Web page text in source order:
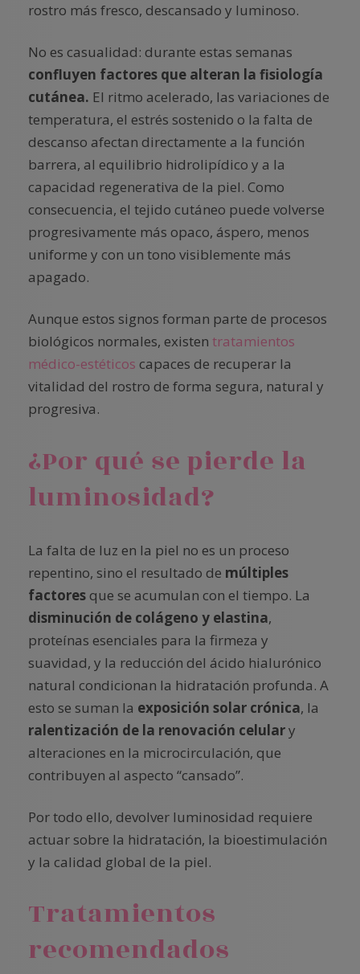
rostro más fresco, descansado y luminoso.
No es casualidad: durante estas semanas
confluyen factores que alteran la fisiología
cutánea. El ritmo acelerado, las variaciones de
temperatura, el estrés sostenido o la falta de
descanso afectan directamente a la función
barrera, al equilibrio hidrolipídico y a la
capacidad regenerativa de la piel. Como
consecuencia, el tejido cutáneo puede volverse
progresivamente más opaco, áspero, menos
uniforme y con un tono visiblemente más
apagado.
Aunque estos signos forman parte de procesos
biológicos normales, existen tratamientos
médico-estéticos capaces de recuperar la
vitalidad del rostro de forma segura, natural y
progresiva.
¿Por qué se pierde la
luminosidad?
La falta de luz en la piel no es un proceso
repentino, sino el resultado de múltiples
factoresque se acumulan con el tiempo. La
disminución de colágeno y elastina,
proteínas esenciales para la firmeza y
suavidad, y la reducción del ácido hialurónico
natural condicionan la hidratación profunda. A
esto se suman la exposición solar crónica, la
ralentización de la renovación celulary
alteraciones en la microcirculación, que
contribuyen al aspecto “cansado”.
Por todo ello, devolver luminosidad requiere
actuar sobre la hidratación, la bioestimulación
y la calidad global de la piel.
Tratamientos
recomendados